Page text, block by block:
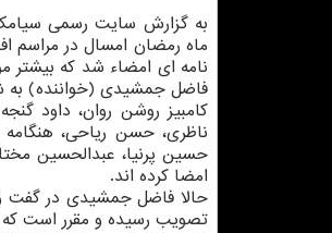
به گزارش سایت رسمی سیامك
ماه رمضان امسال در مراسم
نامه ای امضاء شد كه بیشتر
فاضل جمشیدی (خواننده) به
كامبیز روشن روان، داود
ناظری، حسن ریاحی، هنگامه
حسین پرنیا، عبدالحسین
امضا كرده اند.
حالا فاضل جمشیدی در گفت
تصویب رسیده و مقرر است كه